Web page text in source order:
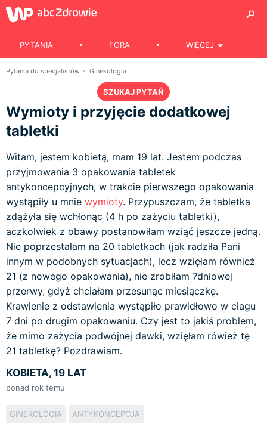
PYTANIA FORA WIĘCEJ
Pytania do specjalistów Ginekologia
SZUKAJ PYTAŃ
Wymioty i przyjęcie dodatkowej
tabletki
Witam, jestem kobietą, mam 19 lat. Jestem podczas
przyjmowania 3 opakowania tabletek
antykoncepcyjnych, w trakcie pierwszego opakowania
wystąpiły u mnie wymioty. Przypuszczam, że tabletka
zdążyła się wchłonąc (4 h po zażyciu tabletki),
aczkolwiek z obawy postanowiłam wziąć jeszcze jedną.
Nie poprzestałam na 20 tabletkach (jak radziła Pani
innym w podobnych sytuacjach), lecz wzięłam również
21 (z nowego opakowania), nie zrobiłam 7dniowej
przerwy, gdyż chciałam przesunąc miesiączkę.
Krawienie z odstawienia wystąpiło prawidłowo w ciagu
7 dni po drugim opakowaniu. Czy jest to jakiś problem,
że mimo zażycia podwójnej dawki, wzięłam rówież tę
21 tabletkę? Pozdrawiam.
KOBIETA, 19 LAT
ponad rok temu
GINEKOLOGIA ANTYKONCEPCJA